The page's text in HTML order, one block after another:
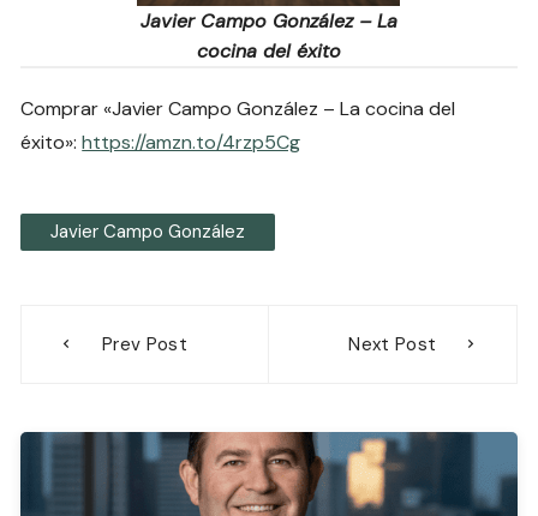
Javier Campo González – La
cocina del éxito
Comprar «Javier Campo González – La cocina del
éxito»:https://amzn.to/4rzp5Cg
Javier Campo González
Prev Post Next Post